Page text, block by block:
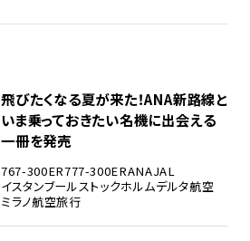
飛びたくなる夏が来た！ANA新路線と
いま乗っておきたい名機に出会える
一冊を発売
767-300ER777-300ERANAJAL
イスタンブールストックホルムデルタ航空
ミラノ航空旅行